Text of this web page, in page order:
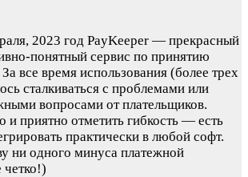
2023 год PayKeeper — прекрасный
понятный сервис по принятию
все время использования (более трех
сталкиваться с проблемами или
вопросами от плательщиков.
и приятно отметить гибкость — есть
практически в любой софт.
ни одного минуса платежной